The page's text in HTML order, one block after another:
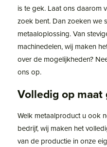
is te gek. Laat ons daarom
zoek bent. Dan zoeken we
metaaloplossing. Van
machinedelen, wij maken
over de mogelijkheden?
ons op.
Volledig op maat
Welk metaalproduct u ook
bedrijf, wij maken het
van de productie in onze